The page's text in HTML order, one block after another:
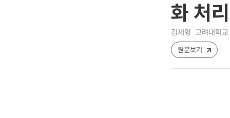
화 처
김재형 고려대학
원문보기